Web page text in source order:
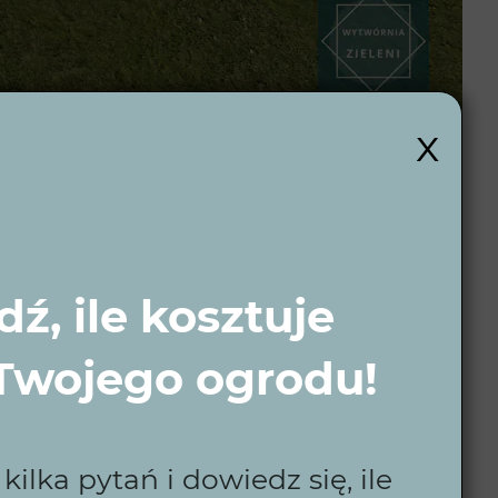
która dostarcza kompleksowe
Zaufaj ekspertom, którzy pomogli setkom
x
ile kosztuje
ogrodu!
pytań i dowiedz się, ile